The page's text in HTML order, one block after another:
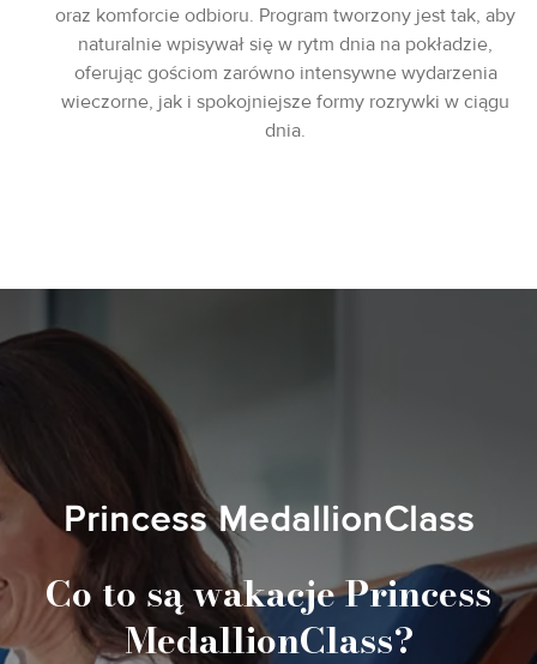
oraz komforcie odbioru. Program tworzony jest tak, aby
naturalnie wpisywał się w rytm dnia na pokładzie,
oferując gościom zarówno intensywne wydarzenia
wieczorne, jak i spokojniejsze formy rozrywki w ciągu
dnia.
Princess MedallionClass
Co to są wakacje Princess
MedallionClass?